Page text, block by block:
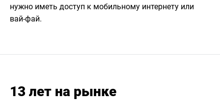
нужно иметь доступ к мобильному интернету или
вай-фай.
13 лет на рынке